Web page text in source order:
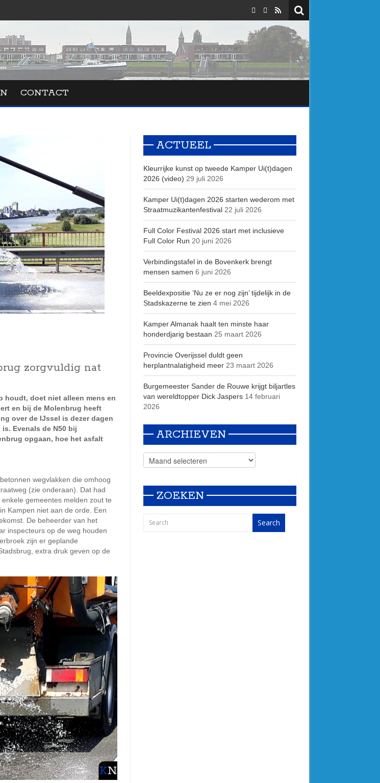
CONTACT
zorgvuldig nat
houdt, doet niet alleen mens en
en bij de Molenbrug heeft
over de IJssel is dezer dagen
Evenals de N50 bij
opgaan, hoe het asfalt
wegvlakken die omhoog
(zie onderaan). Dat had
gemeentes melden zout te
Kampen niet aan de orde. Een
De beheerder van het
inspecteurs op de weg houden
zijn er geplande
extra druk geven op de
ACTUEEL
Kleurrijke kunst op tweede Kamper Ui(t)dagen
2026 (video) 29 juli 2026
Kamper Ui(t)dagen 2026 starten wederom met
Straatmuzikantenfestival 22 juli 2026
Full Color Festival 2026 start met inclusieve
Full Color Run 20 juni 2026
Verbindingstafel in de Bovenkerk brengt
mensen samen 6 juni 2026
Beeldexpositie ’Nu ze er nog zijn’ tijdelijk in de
Stadskazerne te zien 4 mei 2026
Kamper Almanak haalt ten minste haar
honderdjarig bestaan 25 maart 2026
Provincie Overijssel duldt geen
herplantnalatigheid meer 23 maart 2026
Burgemeester Sander de Rouwe krijgt biljartles
van wereldtopper Dick Jaspers 14 februari
2026
ARCHIEVEN
ZOEKEN